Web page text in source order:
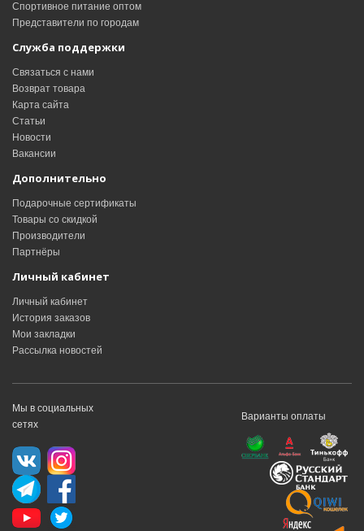
Спортивное питание оптом
Представители по городам
Служба поддержки
Связаться с нами
Возврат товара
Карта сайта
Статьи
Новости
Вакансии
Дополнительно
Подарочные сертификаты
Товары со скидкой
Производители
Партнёры
Личный кабинет
Личный кабинет
История заказов
Мои закладки
Рассылка новостей
Мы в социальных
сетях
Варианты оплаты